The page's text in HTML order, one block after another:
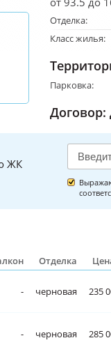
Отделка:
Класс жилья:
Парковка:
ЖК
Отделка
- черновая 235
- черновая 285